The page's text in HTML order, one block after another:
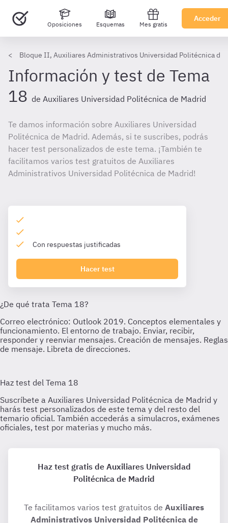
Oposiciones Esquemas Mes gratis
Acceder
Bloque II, Auxiliares Administrativos Universidad Politécnica de
Información y test de Tema
18 de Auxiliares Universidad Politécnica de Madrid
Te damos información sobre Auxiliares Universidad
Politécnica de Madrid. Además, si te suscribes, podrás
hacer test personalizados de este tema. ¡También te
facilitamos varios test gratuitos de Auxiliares
Administrativos Universidad Politécnica de Madrid!
Con respuestas justificadas
Hacer test
Haz test gratis de Auxiliares Universidad
Politécnica de Madrid
Te facilitamos varios test gratuitos de Auxiliares
Administrativos Universidad Politécnica de